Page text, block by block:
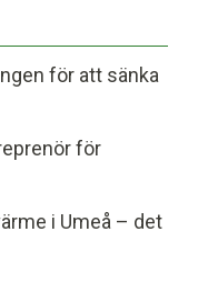
för att sänka
för
i Umeå – det